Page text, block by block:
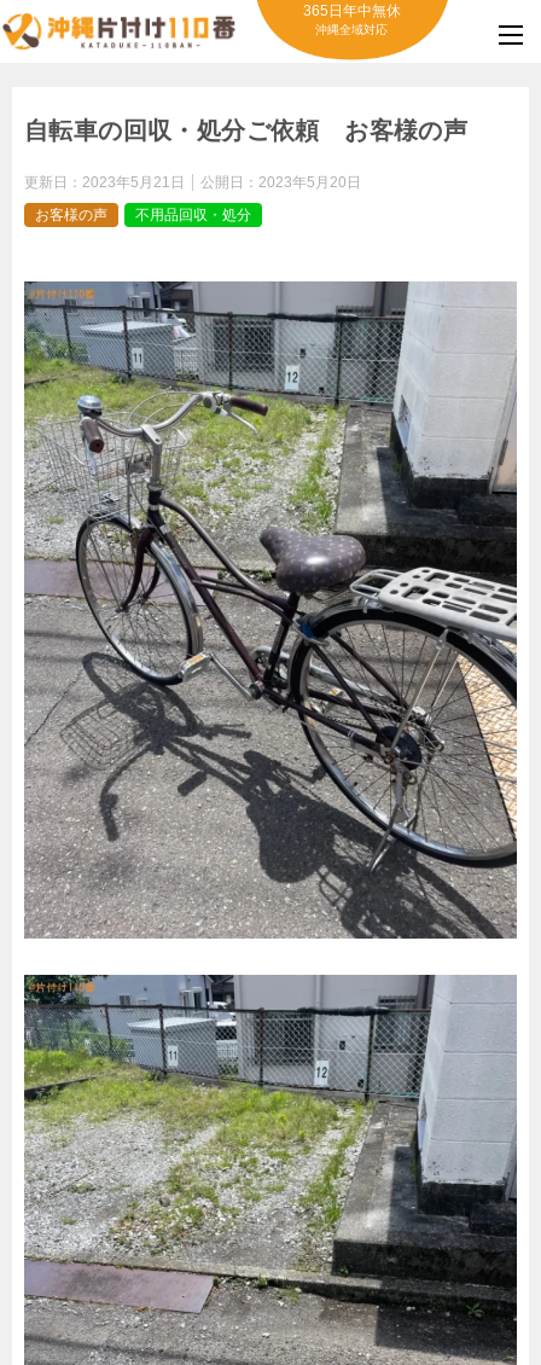
365日年中無休
沖縄全域対応
自転車の回収・処分ご依頼 お客様の声
更新日： 2023年5月21日 公開日： 2023年5月20日
お客様の声
不用品回収・処分